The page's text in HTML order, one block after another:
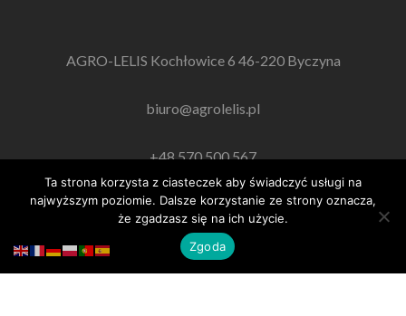
AGRO-LELIS Kochłowice 6 46-220 Byczyna
biuro@agrolelis.pl
+48 570 500 567
AGRO LELIS 2018
Ta strona korzysta z ciasteczek aby świadczyć usługi na
najwyższym poziomie. Dalsze korzystanie ze strony oznacza,
że zgadzasz się na ich użycie.
Zgoda